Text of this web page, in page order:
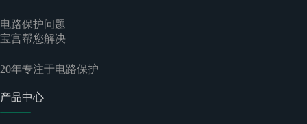
电路保护问题
宝宫帮您解决
20年专注于电路保护
产品中心